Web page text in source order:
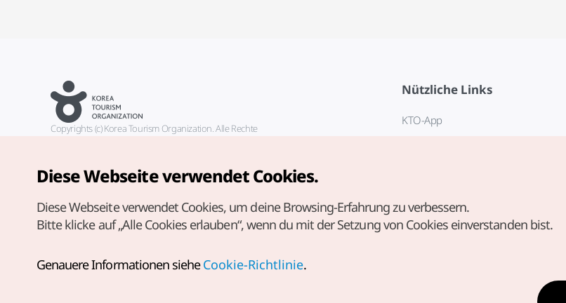
Nützliche Links
KTO-App
Copyrights (c) Korea Tourism Organization. Alle Rechte
german@knto.or.kr
Diese Webseite verwendet Cookies.
Diese Webseite verwendet Cookies, um deine Browsing-Erfahrung zu verbessern.
Bitte klicke auf „Alle Cookies erlauben“, wenn du mit der Setzung von Cookies einverstanden bist.
Genauere Informationen sieheCookie-Richtlinie.